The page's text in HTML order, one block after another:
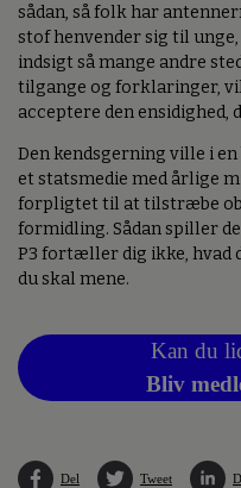
sådan, så folk har
stof henvender sig til
indsigt så mange andre
tilgange og forklaringer,
acceptere den ensidighed,
Den kendsgerning ville i
et statsmedie med årlige
forpligtet til at tilstræbe
formidling. Sådan spiller
P3 fortæller dig ikke, hvad
du skal mene.
Kan du
Bliv
Del Tweet